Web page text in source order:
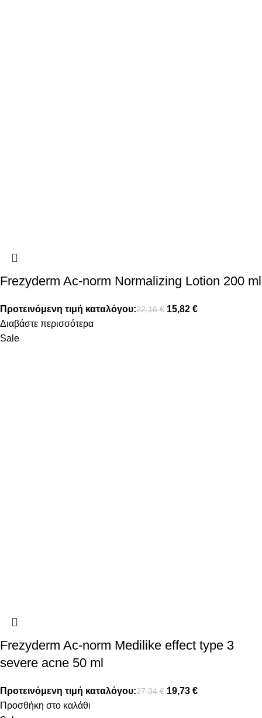
Frezyderm Ac-norm Normalizing Lotion 200 ml
Προτεινόμενη τιμή καταλόγου:22,16€ 15,82 €
Διαβάστε περισσότερα
Sale
Frezyderm Ac-norm Medilike effect type 3
severe acne 50 ml
Προτεινόμενη τιμή καταλόγου:27,34€ 19,73 €
Προσθήκη στο καλάθι